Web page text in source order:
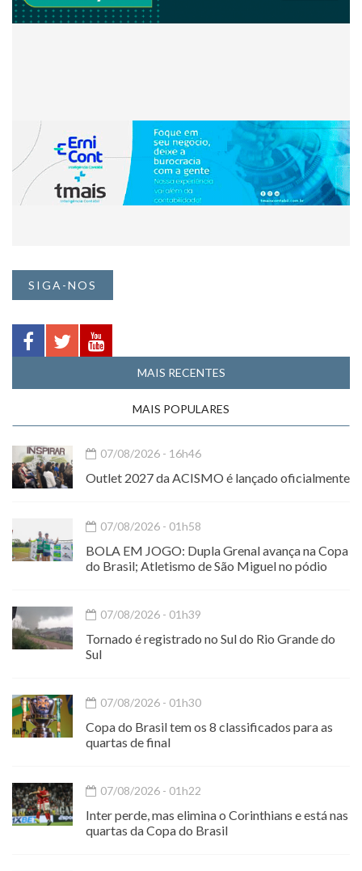
SIGA-NOS
MAIS RECENTES
MAIS POPULARES
07/08/2026 - 16h46
Outlet 2027 da ACISMO é lançado oficialmente
07/08/2026 - 01h58
BOLA EM JOGO: Dupla Grenal avança na Copa
do Brasil; Atletismo de São Miguel no pódio
07/08/2026 - 01h39
Tornado é registrado no Sul do Rio Grande do
Sul
07/08/2026 - 01h30
Copa do Brasil tem os 8 classificados para as
quartas de final
07/08/2026 - 01h22
Inter perde, mas elimina o Corinthians e está nas
quartas da Copa do Brasil